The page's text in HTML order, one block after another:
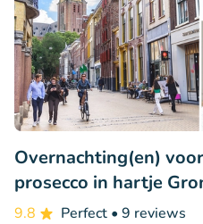
Overnachting(en)
prosecco in hartje
9.8 Perfect • 9 reviews